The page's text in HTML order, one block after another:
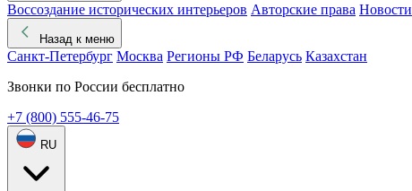
Воссоздание исторических интерьеров Авторские права Новости
Назад к меню
Санкт-Петербург Москва Регионы РФ Беларусь Казахстан
Звонки по России бесплатно
+7 (800) 555-46-75
RU